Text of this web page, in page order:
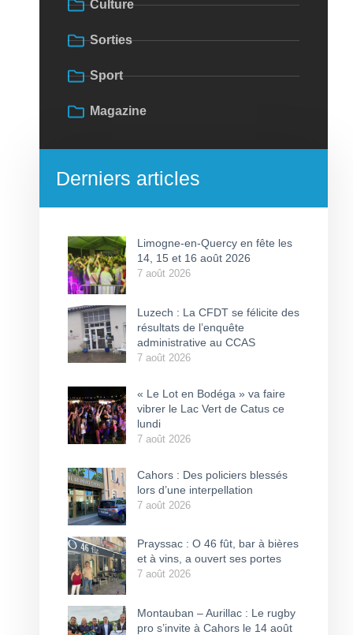
Culture
Sorties
Sport
Magazine
Derniers articles
Limogne-en-Quercy en fête les
14, 15 et 16 août 2026
7 août 2026
Luzech : La CFDT se félicite des
résultats de l’enquête
administrative au CCAS
7 août 2026
« Le Lot en Bodéga » va faire
vibrer le Lac Vert de Catus ce
lundi
7 août 2026
Cahors : Des policiers blessés
lors d’une interpellation
7 août 2026
Prayssac : O 46 fût, bar à bières
et à vins, a ouvert ses portes
7 août 2026
Montauban – Aurillac : Le rugby
pro s’invite à Cahors le 14 août